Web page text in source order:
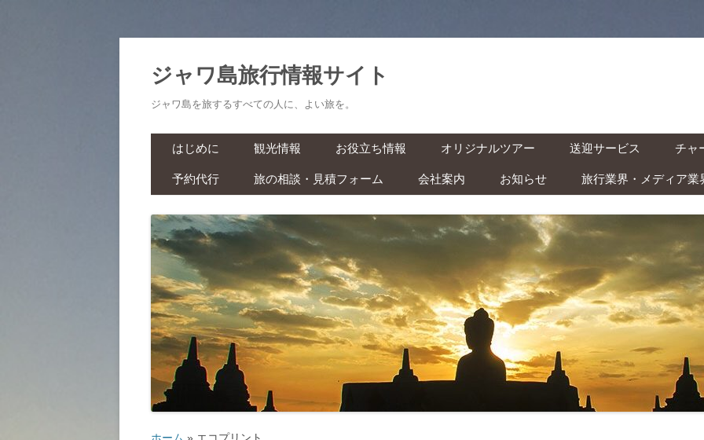
ジャワ島旅行情報サイト
ジャワ島を旅するすべての人に、よい旅を。
ン
ツ
へ
キ
ッ
プ
はじめに 観光情報 お役立ち情報
基本情報
旅の準備 ‐ ビザ・気候・時差 ‐
生 ‐
快適な旅のために ‐ トイレ・
お風呂・虫対策 ‐
マナーとタブー ‐ 服装・たば
こ・お酒 ‐
オリジナルツアー 送迎サービス
空港送迎
駅送迎
チャ
車
ー
予約代行
ラーマーヤナ舞踊ショー・ワ
ヤンクリ・イベント・マラソ
ン
スパ・マッサージ
ゴルフ
旅の相談・見積フォーム 会社案内 お知らせ
ト カレンダー
ITAS(KITAS)をお持ちの方へ
学生の方へ
子ども連れの方へ
旅行業界・メディア業